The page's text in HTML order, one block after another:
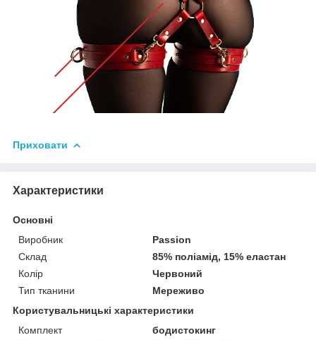
Приховати
Характеристики
Основні
Виробник
Passion
Склад
85% поліамід, 15% еластан
Колір
Червоний
Тип тканини
Мереживо
Користувальницькі характеристики
Комплект
бодистокинг